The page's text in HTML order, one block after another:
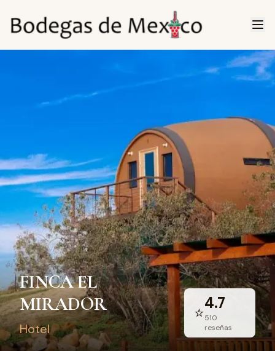
FINCA EL
MIRADOR
Hotel
⭐
4.7
510
reseñas